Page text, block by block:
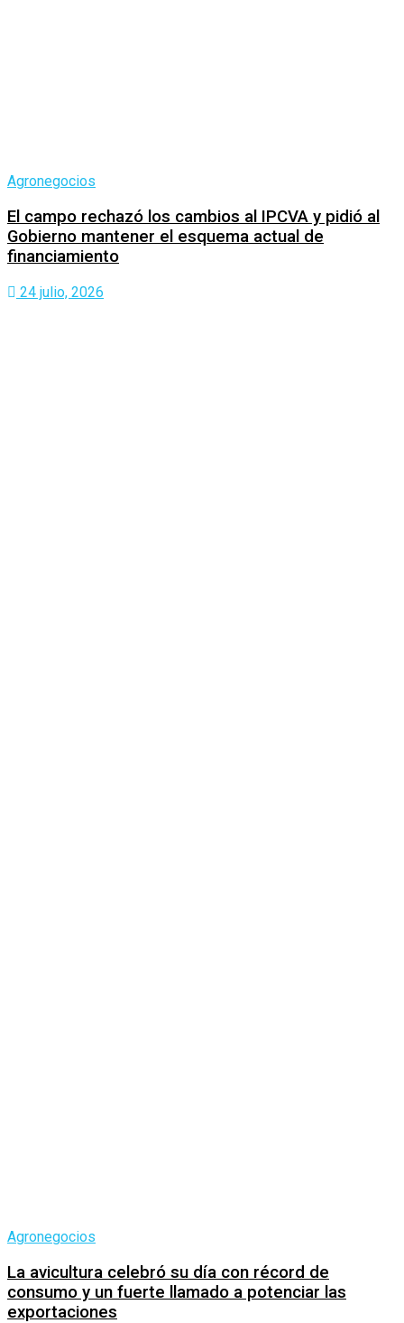
Agronegocios
El campo rechazó los cambios al IPCVA y pidió al
Gobierno mantener el esquema actual de
financiamiento
24 julio, 2026
Agronegocios
La avicultura celebró su día con récord de
consumo y un fuerte llamado a potenciar las
exportaciones